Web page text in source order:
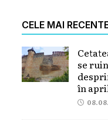
CELE MAI
se
în